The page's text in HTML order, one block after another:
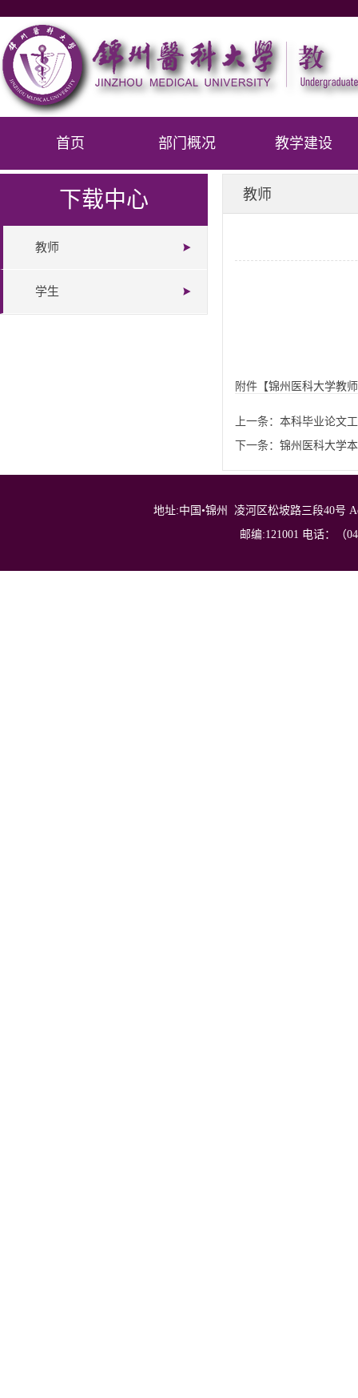
首页 部门概况 教学建设
下载中心
教师
学生
教师
附件【锦州医科大学教
上一条： 本科毕业论文
下一条： 锦州医科大学
地址:中国•锦州 凌河区松坡路三段40号
邮编:121001 电话：（